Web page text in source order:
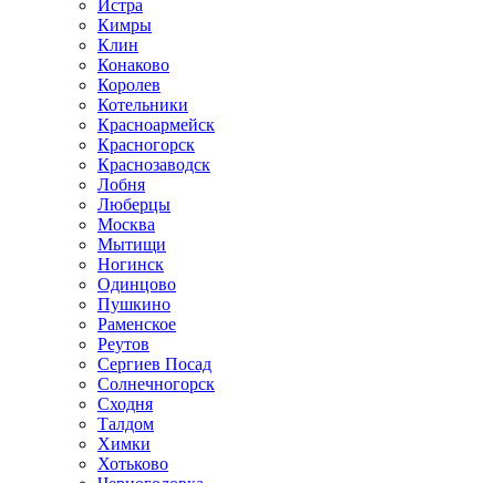
Истра
Кимры
Клин
Конаково
Королев
Котельники
Красноармейск
Красногорск
Краснозаводск
Лобня
Люберцы
Москва
Мытищи
Ногинск
Одинцово
Пушкино
Раменское
Реутов
Сергиев Посад
Солнечногорск
Сходня
Талдом
Химки
Хотьково